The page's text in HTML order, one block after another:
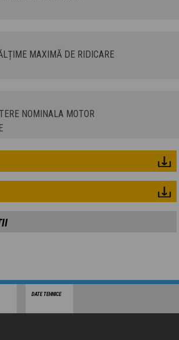
MAXIMĂ DE RIDICARE
NOMINALA MOTOR
DATE TEHNICE